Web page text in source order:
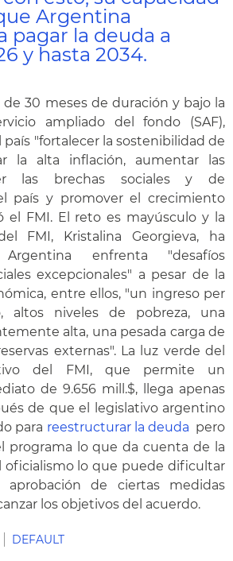
Argentina
pagar la deuda a
y hasta 2034.
de 30 meses de duración y bajo la
ampliado del fondo (SAF),
"fortalecer la sostenibilidad de
la alta inflación, aumentar las
las brechas sociales y de
país y promover el crecimiento
el FMI. El reto es mayúsculo y la
FMI, Kristalina Georgieva, ha
enfrenta "desafíos
excepcionales" a pesar de la
entre ellos, "un ingreso per
altos niveles de pobreza, una
alta, una pesada carga de
externas". La luz verde del
del FMI, que permite un
de 9.656 mill.$, llega apenas
de que el legislativo argentino
para reestructurar la deuda pero
programa lo que da cuenta de la
oficialismo lo que puede dificultar
aprobación de ciertas medidas
los objetivos del acuerdo.
DEFAULT